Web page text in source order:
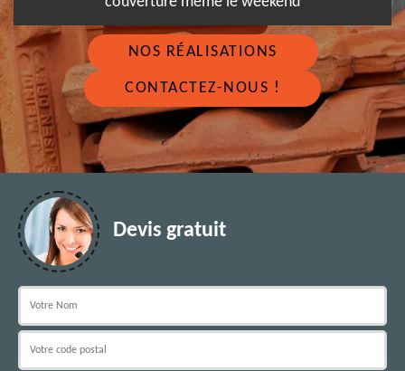
NOS RÉALISATIONS
CONTACTEZ-NOUS !
Devis gratuit